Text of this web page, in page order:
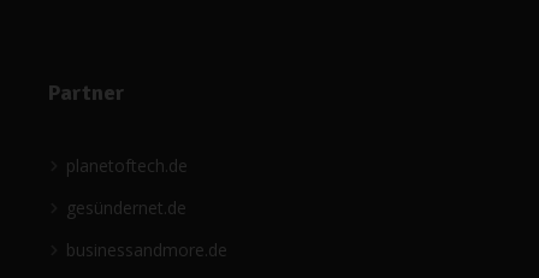
Partner
planetoftech.de
gesündernet.de
businessandmore.de